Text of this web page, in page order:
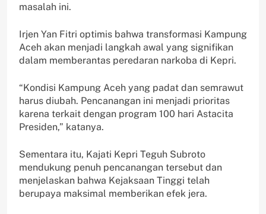
masalah ini.
Irjen Yan Fitri optimis bahwa transformasi Kampung
Aceh akan menjadi langkah awal yang signifikan
dalam memberantas peredaran narkoba di Kepri.
“Kondisi Kampung Aceh yang padat dan semrawut
harus diubah. Pencanangan ini menjadi prioritas
karena terkait dengan program 100 hari Astacita
Presiden,” katanya.
Sementara itu, Kajati Kepri Teguh Subroto
mendukung penuh pencanangan tersebut dan
menjelaskan bahwa Kejaksaan Tinggi telah
berupaya maksimal memberikan efek jera.